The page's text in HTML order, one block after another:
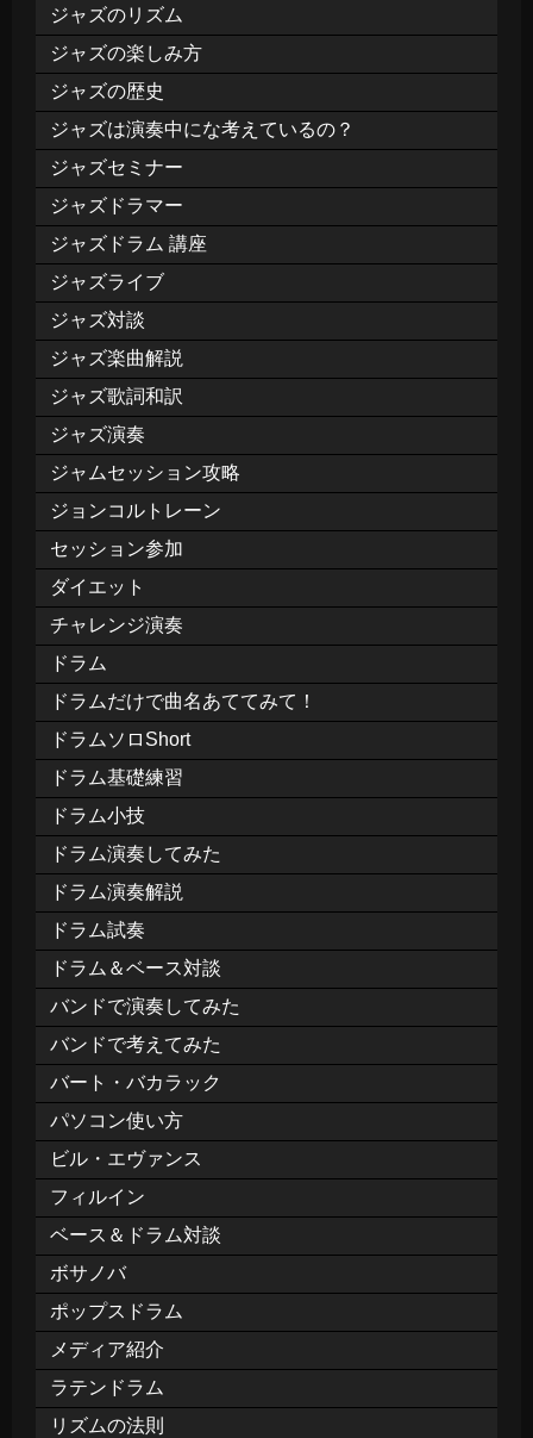
ジャズのリズム
ジャズの楽しみ方
ジャズの歴史
ジャズは演奏中にな考えているの？
ジャズセミナー
ジャズドラマー
ジャズドラム 講座
ジャズライブ
ジャズ対談
ジャズ楽曲解説
ジャズ歌詞和訳
ジャズ演奏
ジャムセッション攻略
ジョンコルトレーン
セッション参加
ダイエット
チャレンジ演奏
ドラム
ドラムだけで曲名あててみて！
ドラムソロShort
ドラム基礎練習
ドラム小技
ドラム演奏してみた
ドラム演奏解説
ドラム試奏
ドラム＆ベース対談
バンドで演奏してみた
バンドで考えてみた
バート・バカラック
パソコン使い方
ビル・エヴァンス
フィルイン
ベース＆ドラム対談
ボサノバ
ポップスドラム
メディア紹介
ラテンドラム
リズムの法則